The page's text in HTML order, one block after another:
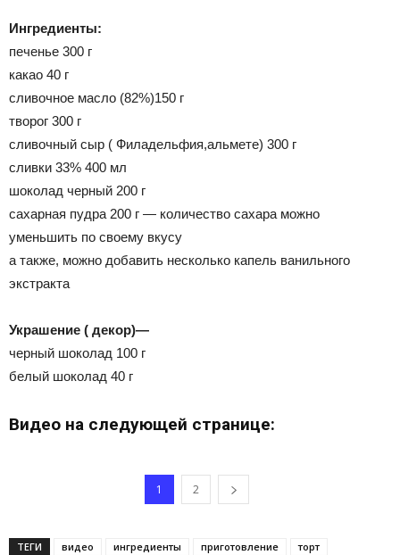
Ингредиенты:
печенье 300 г
какао 40 г
сливочное масло (82%)150 г
творог 300 г
сливочный сыр ( Филадельфия,альмете) 300 г
сливки 33% 400 мл
шоколад черный 200 г
сахарная пудра 200 г — количество сахара можно
уменьшить по своему вкусу
а также, можно добавить несколько капель ванильного
экстракта
Украшение ( декор)—
черный шоколад 100 г
белый шоколад 40 г
Видео на следующей странице:
1 2
ТЕГИ видео ингредиенты приготовление торт